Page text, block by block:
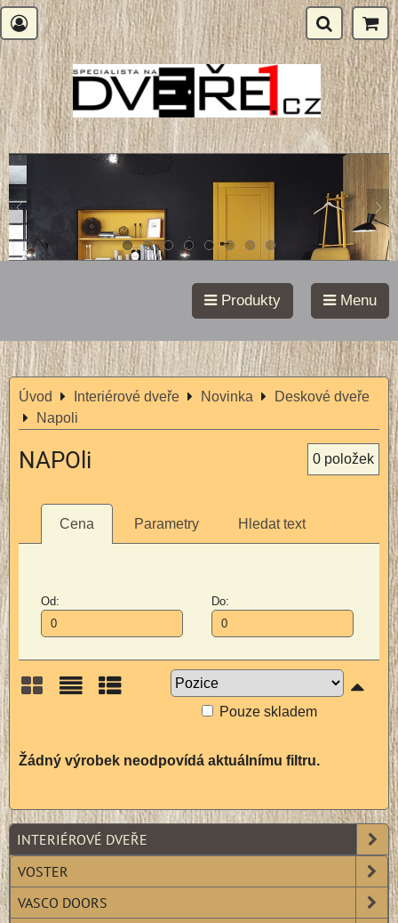
Produkty Menu
Úvod Interiérové dveře Novinka
Deskové dveře
Napoli
NAPOli 0 položek
Cena Parametry Hledat text
Od: Do:
Pouze skladem
INTERIÉROVÉ DVEŘE
VOSTER
VASCO DOORS